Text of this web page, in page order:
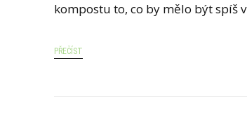
kompostu to, co by mělo být spíš
PŘEČÍST